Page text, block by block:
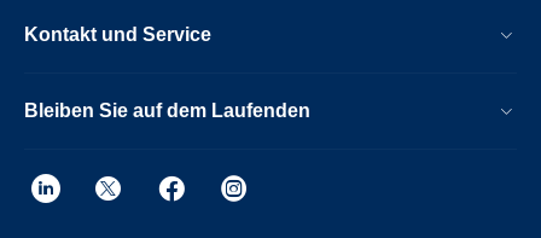
Kontakt und Service
Bleiben Sie auf dem Laufenden